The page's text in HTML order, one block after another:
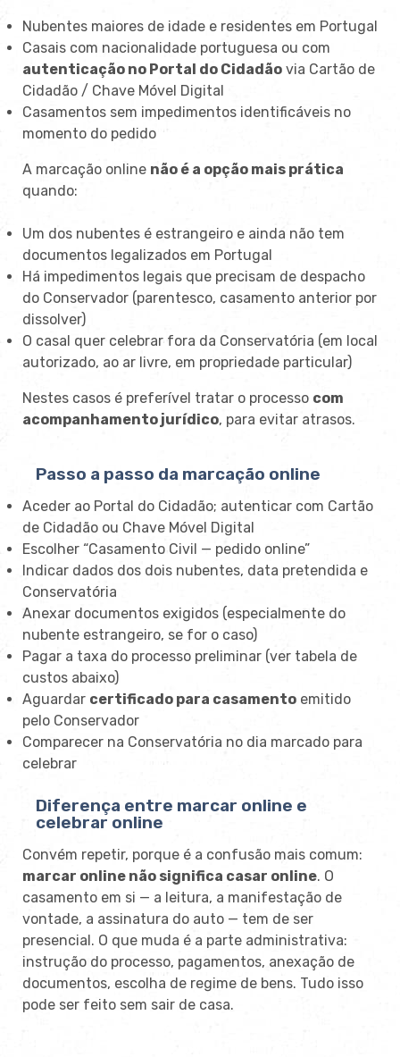
Nubentes maiores de idade e residentes em Portugal
Casais com nacionalidade portuguesa ou com
autenticação no Portal do Cidadão via Cartão de
Cidadão / Chave Móvel Digital
Casamentos sem impedimentos identificáveis no
momento do pedido
A marcação online não é a opção mais prática
quando:
Um dos nubentes é estrangeiro e ainda não tem
documentos legalizados em Portugal
Há impedimentos legais que precisam de despacho
do Conservador (parentesco, casamento anterior por
dissolver)
O casal quer celebrar fora da Conservatória (em local
autorizado, ao ar livre, em propriedade particular)
Nestes casos é preferível tratar o processo com
acompanhamento jurídico, para evitar atrasos.
Passo a passo da marcação online
Aceder ao Portal do Cidadão; autenticar com Cartão
de Cidadão ou Chave Móvel Digital
Escolher “Casamento Civil — pedido online”
Indicar dados dos dois nubentes, data pretendida e
Conservatória
Anexar documentos exigidos (especialmente do
nubente estrangeiro, se for o caso)
Pagar a taxa do processo preliminar (ver tabela de
custos abaixo)
Aguardar certificado para casamento emitido
pelo Conservador
Comparecer na Conservatória no dia marcado para
celebrar
Diferença entre marcar online e
celebrar online
Convém repetir, porque é a confusão mais comum:
marcar online não significa casar online. O
casamento em si — a leitura, a manifestação de
vontade, a assinatura do auto — tem de ser
presencial. O que muda é a parte administrativa:
instrução do processo, pagamentos, anexação de
documentos, escolha de regime de bens. Tudo isso
pode ser feito sem sair de casa.